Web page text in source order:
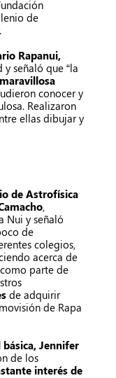
de
Rapanui,
señaló que “la
conocer y
Realizaron
ellas dibujar y
de Astrofísica
,
Nui y señaló
de
colegios,
acerca de
parte de
de adquirir
de Rapa
Jennifer
de los
interés de